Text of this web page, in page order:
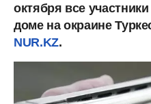
октября все
доме на окраине
NUR.KZ.